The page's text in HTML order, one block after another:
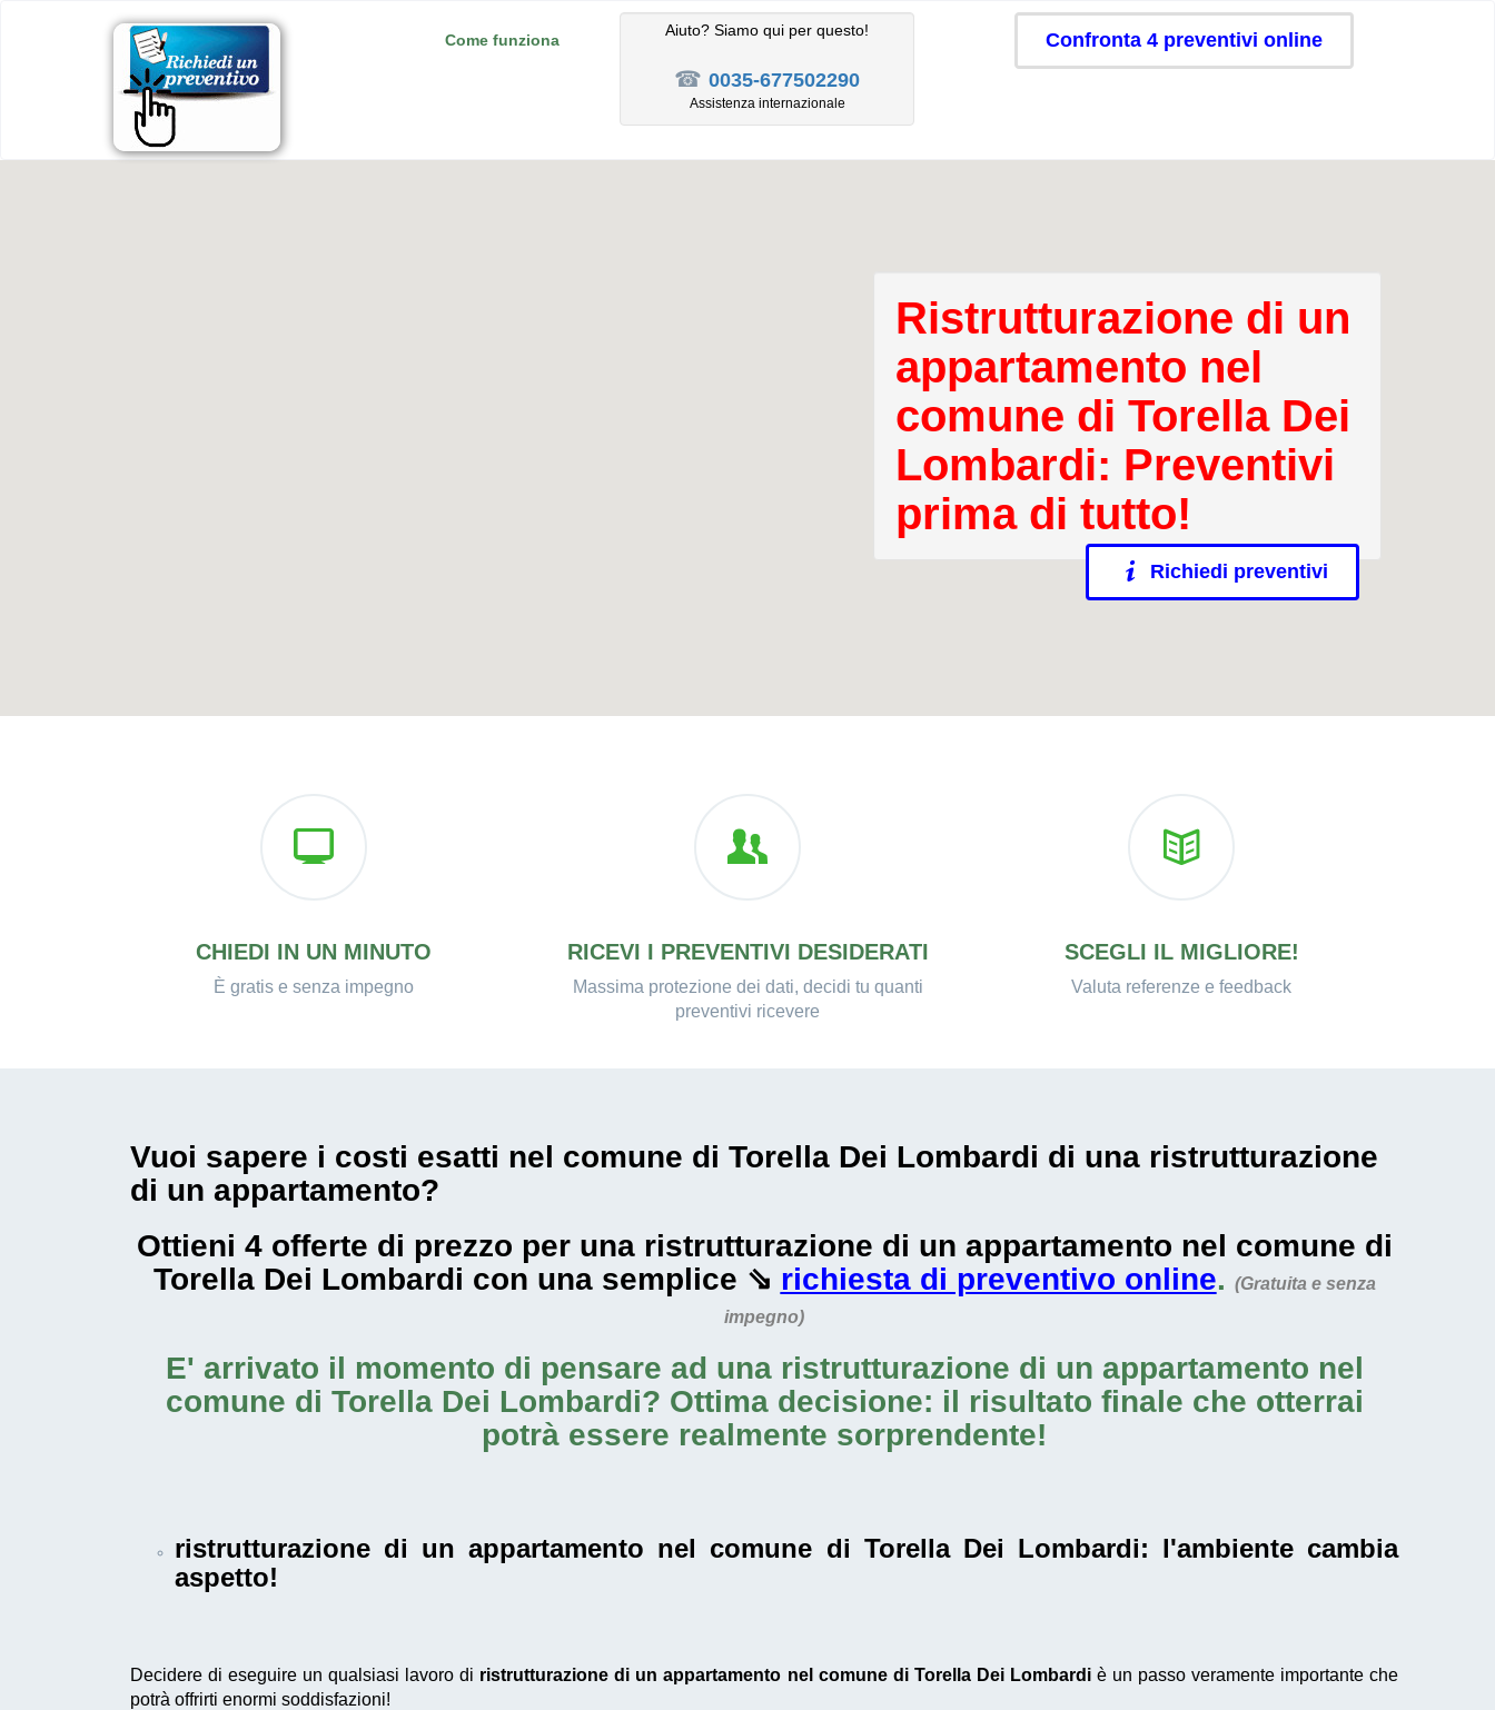
Come funziona
Aiuto? Siamo qui per questo!
☎ 0035-677502290
Assistenza internazionale
Confronta 4 preventivi online
Ristrutturazione di un
appartamento nel
comune di Torella Dei
Lombardi: Preventivi
prima di tutto!
Richiedi preventivi
CHIEDI IN UN MINUTO
È gratis e senza impegno
RICEVI I PREVENTIVI DESIDERATI
Massima protezione dei dati, decidi tu quanti
preventivi ricevere
SCEGLI IL MIGLIORE!
Valuta referenze e feedback
Vuoi sapere i costi esatti nel comune di Torella Dei Lombardi di una ristrutturazione
di un appartamento?
Ottieni 4 offerte di prezzo per una ristrutturazione di un appartamento nel comune di
Torella Dei Lombardi con una semplice ⇘ richiesta di preventivo online. (Gratuita e senza
impegno)
E' arrivato il momento di pensare ad una ristrutturazione di un appartamento nel
comune di Torella Dei Lombardi? Ottima decisione: il risultato finale che otterrai
potrà essere realmente sorprendente!
ristrutturazione di un appartamento nel comune di Torella Dei Lombardi: l'ambiente cambia
aspetto!
Decidere di eseguire un qualsiasi lavoro di ristrutturazione di un appartamento nel comune di Torella Dei Lombardiè un passo veramente importante che
potrà offrirti enormi soddisfazioni!